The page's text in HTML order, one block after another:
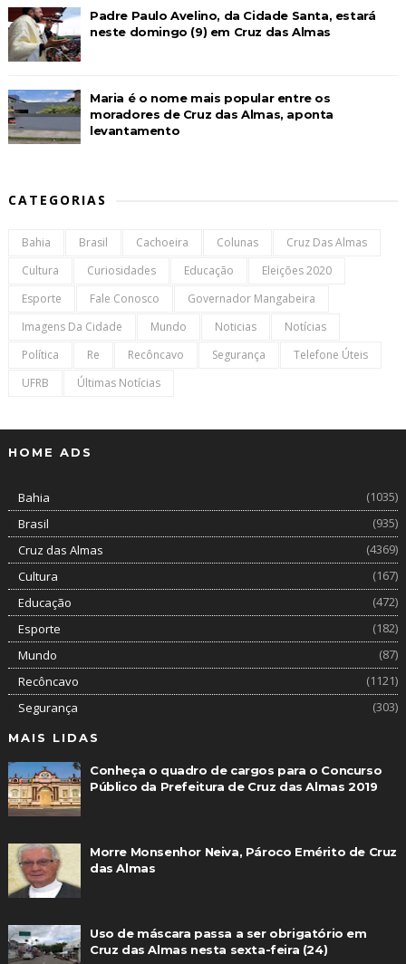
Padre Paulo Avelino, da Cidade Santa, estará
neste domingo (9) em Cruz das Almas
Maria é o nome mais popular entre os
moradores de Cruz das Almas, aponta
levantamento
CATEGORIAS
Bahia Brasil Cachoeira Colunas
Cruz Das Almas
Cultura
Curiosidades Educação
Eleições 2020
Esporte
Fale Conosco
Governador Mangabeira
Imagens Da Cidade
Mundo Noticias
Notícias
Política
Re Recôncavo Segurança
Telefone Úteis
UFRB
Últimas Notícias
HOME ADS
Bahia
(1035)
Brasil
(935)
Cruz das Almas
(4369)
Cultura
(167)
Educação
(472)
Esporte
(182)
Mundo
(87)
Recôncavo
(1121)
Segurança
(303)
MAIS LIDAS
Conheça o quadro de cargos para o Concurso
Público da Prefeitura de Cruz das Almas 2019
Morre Monsenhor Neiva, Pároco Emérito de Cruz
das Almas
Uso de máscara passa a ser obrigatório em
Cruz das Almas nesta sexta-feira (24)